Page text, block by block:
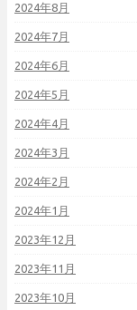
2024年8月
2024年7月
2024年6月
2024年5月
2024年4月
2024年3月
2024年2月
2024年1月
2023年12月
2023年11月
2023年10月